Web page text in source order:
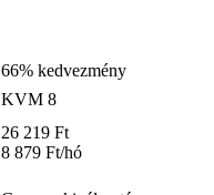
66% kedvezmény
KVM 8
26 219 Ft
8 879 Ft/hó